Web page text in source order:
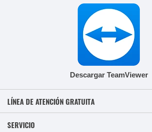
Descargar TeamViewer
LÍNEA DE ATENCIÓN GRATUITA
SERVICIO